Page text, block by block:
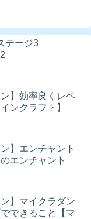
テージ3
】効率良くレベ
ンクラフト】
】エンチャント
エンチャント
】マイクラダン
できること【マ